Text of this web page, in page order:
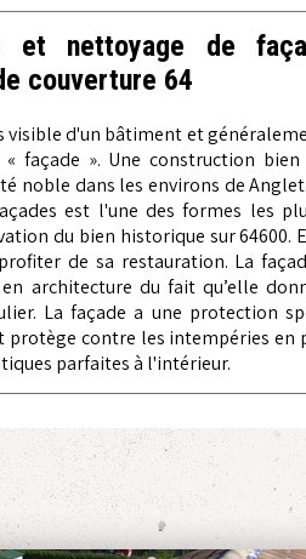
et nettoyage de
couverture 64
visible d'un bâtiment et
façade ». Une construction
noble dans les environs de
est l'une des formes les
du bien historique sur 64600.
de sa restauration. La
architecture du fait qu’elle
La façade a une protection
protège contre les intempéries en
parfaites à l'intérieur.